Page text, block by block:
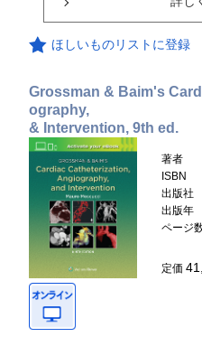
ほしいものリストに登録
Grossman & Baim's
ography,
& Intervention, 9th ed.
著者
ISBN
出版社
出版年
ページ
定価